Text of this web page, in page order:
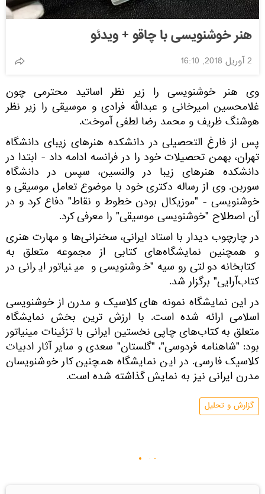
هنر خوشنویسی با چاقو + ویدئو
2 آوریل 2018, 16:10
وی هنر خوشنویسی را زیر نظر اساتید محترمی چون
غلامحسین امیرخانی و عبدالله فرادی و موسیقی را زیر نظر
هوشنگ ظریف و محمد رضا لطفی آموخت.
پس از فارغ التحصیلی در دانشکده هنرهای زیبای دانشگاه
تهران، بهمن تحصیلات خود را در فرانسه ادامه داد - ابتدا در
دانشکده هنرهای زیبا در والنسین، سپس در دانشگاه
سوربن. وی از رساله دکتری خود با موضوع تعامل موسیقی و
خوشنویسی - "موزیکال بودن خطوط و نقاط" دفاع کرد و در
آن اصطلاح "خوشنویسی موسیقی" را معرفی کرد.
در چارچوب دیدار با استاد ایرانی، سخنرانی‌ها و مهارت هنری
و همچنین نمایشگاه‌های کتابی از مجموعه متعلق به
کتابخانه دولتی روسیه "خوشنویسی و مینیاتور ایرانی در
کتاب‌آرایی" برگزار شد.
در این نمایشگاه نمونه های کلاسیک و مدرن از خوشنویسی
اسلامی ارائه شده است. با ارزش ترین بخش نمایشگاه
متعلق به کتاب‌های چاپی نخستین ایرانی با تزئینات مینیاتور
بود: "شاهنامه فردوسی"، "گلستان" سعدی و سایر آثار ادبیات
کلاسیک فارسی. در این نمایشگاه همچنین کار خوشنویسان
مدرن ایرانی نیز به نمایش گذاشته شده است.
گزارش و تحلیل